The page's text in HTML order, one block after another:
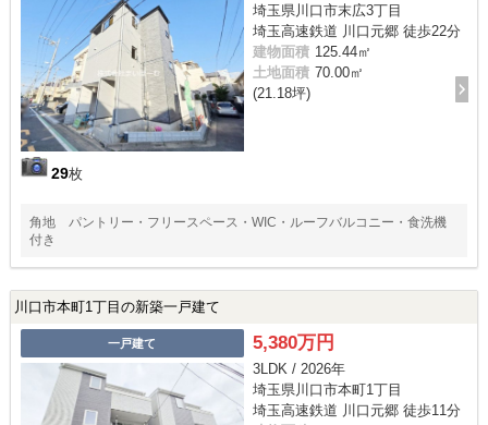
29枚
埼玉県川口市末広3丁目
埼玉高速鉄道 川口元郷 徒歩22分
建物面積 125.44㎡
土地面積 70.00㎡
(21.18坪)
角地 パントリー・フリースペース・WIC・ルーフバルコニー・食洗機
付き
川口市本町1丁目の新築一戸建て
一戸建て 5,380万円
3LDK / 2026年
埼玉県川口市本町1丁目
埼玉高速鉄道 川口元郷 徒歩11分